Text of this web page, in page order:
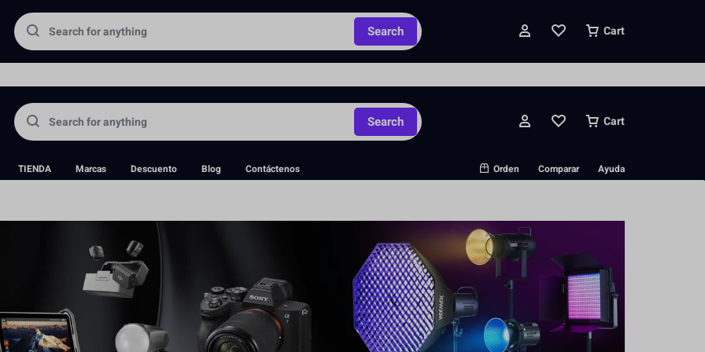
directa de equipos fotográficos y aceptamos pedidos anticipados y pedidos personalizados.
Search Cart
TIENDA Marcas Descuento Blog Contáctenos Orden Comparar Ayuda
Search Cart